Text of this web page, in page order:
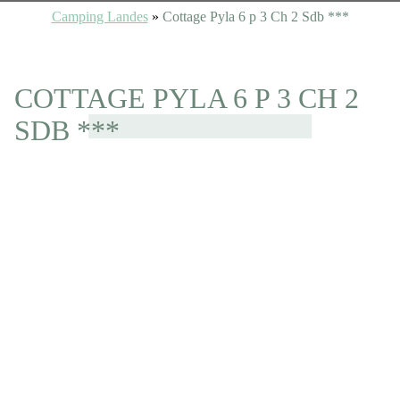
Camping Landes» Cottage Pyla 6 p 3 Ch 2 Sdb ***
COTTAGE PYLA 6 P 3 CH 2
SDB ***